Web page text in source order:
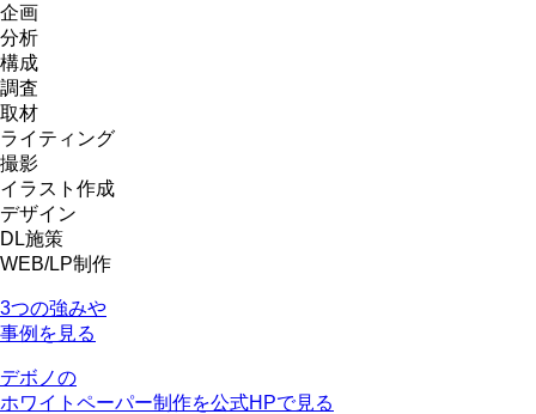
企画
分析
構成
調査
取材
ライティング
撮影
イラスト作成
デザイン
DL施策
WEB/LP制作
3つの強みや
事例を見る
デボノの
ホワイトペーパー制作を公式HPで見る